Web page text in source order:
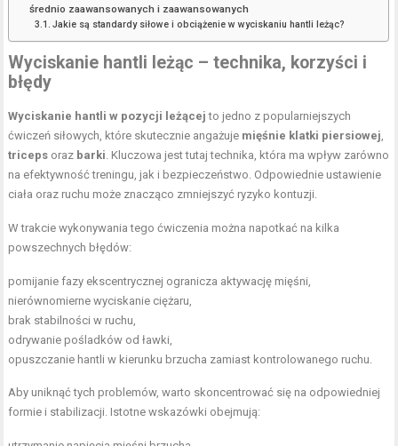
średnio zaawansowanych i zaawansowanych
Jakie są standardy siłowe i obciążenie w wyciskaniu hantli leżąc?
Wyciskanie hantli leżąc – technika, korzyści i
błędy
Wyciskanie hantli w pozycji leżącej to jedno z popularniejszych
ćwiczeń siłowych, które skutecznie angażuje mięśnie klatki piersiowej
triceps oraz barki . Kluczowa jest tutaj technika, która ma wpływ zarówno
na efektywność treningu, jak i bezpieczeństwo. Odpowiednie ustawienie
ciała oraz ruchu może znacząco zmniejszyć ryzyko kontuzji.
W trakcie wykonywania tego ćwiczenia można napotkać na kilka
powszechnych błędów:
pomijanie fazy ekscentrycznej ogranicza aktywację mięśni,
nierównomierne wyciskanie ciężaru,
brak stabilności w ruchu,
odrywanie pośladków od ławki,
opuszczanie hantli w kierunku brzucha zamiast kontrolowanego ruchu.
Aby uniknąć tych problemów, warto skoncentrować się na odpowiedniej
formie i stabilizacji. Istotne wskazówki obejmują: